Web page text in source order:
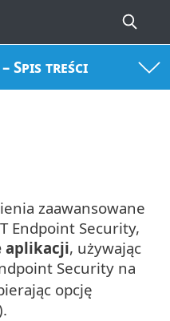
Spis treści
zaawansowane
Endpoint Security,
aplikacji, używając
Security na
opcję